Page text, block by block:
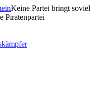
Keine Partei bringt soviel
Piratenpartei